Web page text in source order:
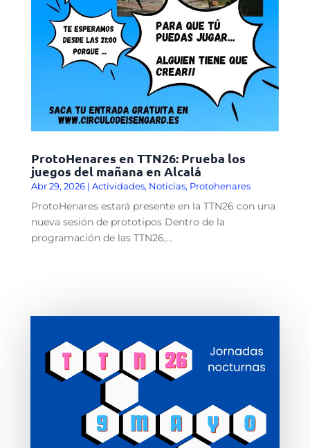
ProtoHenares en TTN26: Prueba los
juegos del mañana en Alcalá
Abr 29, 2026| Actividades, Noticias, Protohenares
ProtoHenares estará presente en la TTN26 con una
nueva sesión de prototipos Dentro de la
programación de las TTN26,...